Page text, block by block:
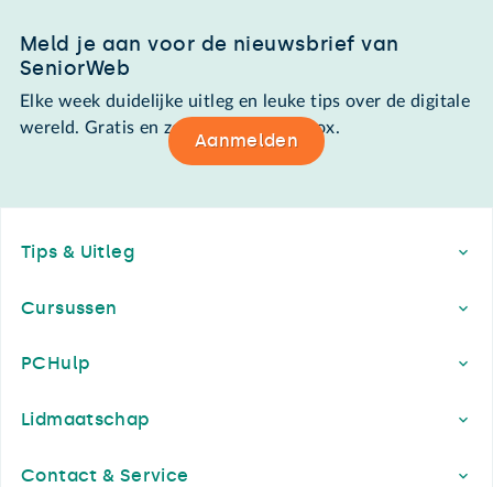
Meld je aan voor de nieuwsbrief van
SeniorWeb
Elke week duidelijke uitleg en leuke tips over de digitale
wereld. Gratis en zomaar in de mailbox.
Aanmelden
Tips & Uitleg
Cursussen
PCHulp
Lidmaatschap
Contact & Service